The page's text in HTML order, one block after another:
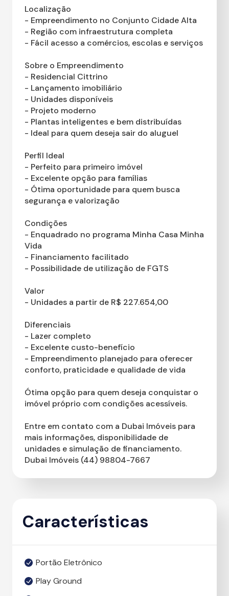
Localização
- Empreendimento no Conjunto Cidade Alta
- Região com infraestrutura completa
- Fácil acesso a comércios, escolas e serviços
Sobre o Empreendimento
- Residencial Cittrino
- Lançamento imobiliário
- Unidades disponíveis
- Projeto moderno
- Plantas inteligentes e bem distribuídas
- Ideal para quem deseja sair do aluguel
Perfil Ideal
- Perfeito para primeiro imóvel
- Excelente opção para famílias
- Ótima oportunidade para quem busca
segurança e valorização
Condições
- Enquadrado no programa Minha Casa Minha
Vida
- Financiamento facilitado
- Possibilidade de utilização de FGTS
Valor
- Unidades a partir de R$ 227.654,00
Diferenciais
- Lazer completo
- Excelente custo-benefício
- Empreendimento planejado para oferecer
conforto, praticidade e qualidade de vida
Ótima opção para quem deseja conquistar o
imóvel próprio com condições acessíveis.
Entre em contato com a Dubai Imóveis para
mais informações, disponibilidade de
unidades e simulação de financiamento.
Dubai Imóveis (44) 98804-7667
Características
Portão Eletrônico
Play Ground